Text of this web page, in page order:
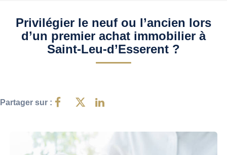
NOS VENDUS
Nos Agences
Privilégier le neuf ou l’ancien lors
d’un premier achat immobilier à
Saint-Leu-d’Esserent ?
Partager sur :